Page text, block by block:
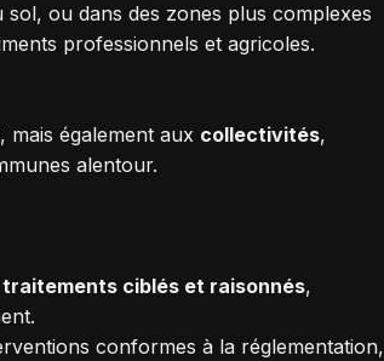
ou dans des zones plus complexes
professionnels et agricoles.
, mais également aux collectivités,
alentour.
traitements ciblés et raisonnés,
conformes à la réglementation,